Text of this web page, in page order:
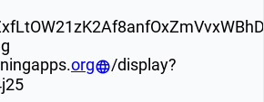
org
/display?